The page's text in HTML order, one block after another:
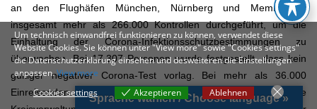
an den Flughäfen München, Nürnberg und Memmingen
insgesamt mehr als 266.000 Kontrollen durchgeführt, um die
Einhaltung der Corona-Infektionsschutzbestimmungen zu
überwachen. Bei 17.307 Personen wurde festgestellt, dass kein
gültiger negativer Corona-Test vorlag. Bei mehr als 36.000
Einreisenden erfolgte eine Meldung an die zuständige
Um technisch einwandfrei funktionieren zu können, verwendet diese
Website Cookies. Sie können unter "View more" sowie "Cookies settings"
die Datenschutzerklärung einsehen und desweiteren die Einstellungen
anpassen.View more
Cookies settings
Akzeptieren Ablehnen
Cookies settings
Sprache wählen / Choose language »